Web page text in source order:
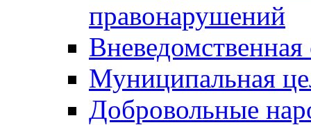
правонарушений
Вневедомственная
Муниципальная
Добровольные